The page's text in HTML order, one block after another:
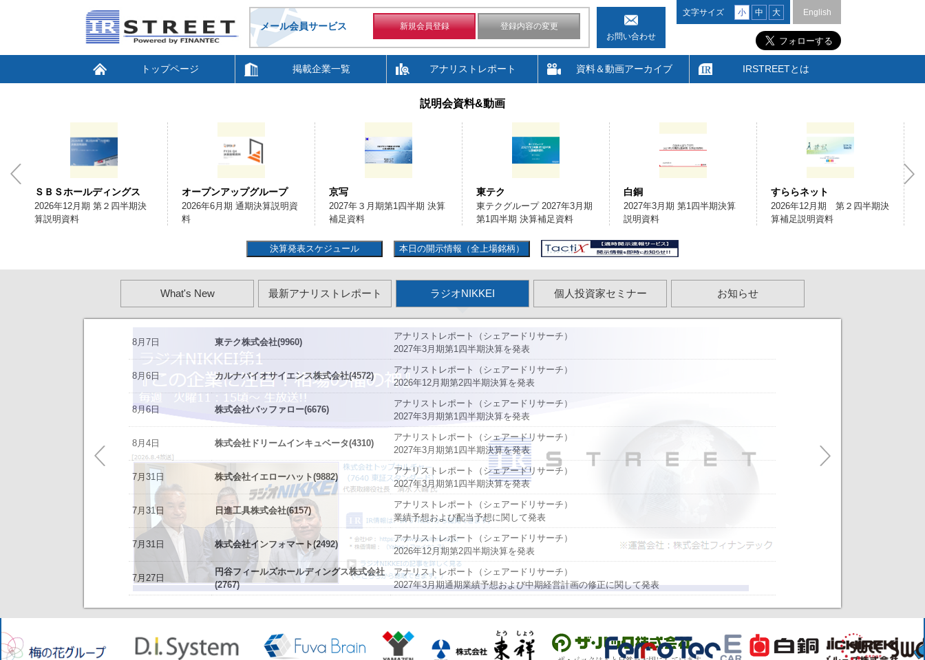
メール会員サービス 新規会員登録
登録内容の変更
お問い合わせ
文字サイズ 小 中 大 English
トップページ 掲載企業一覧 アナリストレポート 資料＆動画アーカイブ IRSTREETとは
説明会資料&動画
オープンアップグループ
2026年6月期 通期決算説明資
料
京写
2027年３月期第1四半期 決算
補足資料
東テク
東テクグループ 2027年3月期
第1四半期 決算補足資料
白銅
2027年3月期 第1四半期決算
説明資料
すららネット
2026年12月期 第２四半期決
算補足説明資料
リガク・ホールディングス
2026年12月期第2四半期決算
説明資料
決算発表スケジュール 本日の開示情報（全上場銘柄）
What's New 最新アナリストレポート ラジオNIKKEI 個人投資家セミナー お知らせ
2026/08/07 NEW
オープンアップグループ(2154)
2026年6月期 通期決算説明会 動画
リーダー電子(6867)
今すぐ登録
2027年３月期第１四半期 決算補足説明資料
東テク(9960)
今すぐ登録
アナリストレポート（シェアードリサーチ） ： 2027年3月期第1四半期決算を発表
ＳＢＳホールディングス(2384)
今すぐ登録
2026年12月期 第２四半期決算説明資料
レント(372A)
今すぐ登録
静銀リース株式会社との業務提携に関するお知らせ
「熊本中央センター」 新規開設のお知らせ
エプコ(2311)
自己株式の取得および自己株式立会外買付取引（ToSTNeT-３）による自己株式の買付けの決定に関するお知らせ
コーポレート・ガバナンスに関する報告書 2026/08/07
オープンアップグループ(2154)
今すぐ登録
2026年6月期 通期決算説明資料
8月7日 東テク株式会社(9960)
アナリストレポート（シェアードリサーチ）
2027年3月期第1四半期決算を発表
8月6日 カルナバイオサイエンス株式会社(4572)
アナリストレポート（シェアードリサーチ）
2026年12月期第2四半期決算を発表
8月6日 株式会社バッファロー(6676)
アナリストレポート（シェアードリサーチ）
2027年3月期第1四半期決算を発表
8月4日 株式会社ドリームインキュベータ(4310)
アナリストレポート（シェアードリサーチ）
2027年3月期第1四半期決算を発表
7月31日 株式会社イエローハット(9882)
アナリストレポート（シェアードリサーチ）
2027年3月期第1四半期決算を発表
7月31日 日進工具株式会社(6157)
アナリストレポート（シェアードリサーチ）
業績予想および配当予想に関して発表
7月31日 株式会社インフォマート(2492)
アナリストレポート（シェアードリサーチ）
2026年12月期第2四半期決算を発表
7月27日
円谷フィールズホールディングス株式会社
(2767)
アナリストレポート（シェアードリサーチ）
2027年3月期通期業績予想および中期経営計画の修正に関して発表
これまで開催した、個人投資家向けIRセミナーやオンラインIRセミナーの内容を動画にてご覧いただけます。
今後のスケジュールにつきましては、こちらよりご確認ください。
お知らせ
8/3 カバー(5253)の掲載を開始いたしました。 今すぐ登録
8/3日本テクノ・ラボ(3849)の掲載を開始いたしました。
ゴルフ・ドゥ(3032)の掲載を開始いたしました。
5/21 梅の花グループ(7604)の掲載を開始いたしました。 今すぐ登録
～ 戦略的グローバルＩＲのご案内 ～
【ニュースリリース】「WEB海外IRサービス」提供開始！ ～海外機関投資家とのWEBスモールミーティングをアレンジします！～
【ご提案書】戦略的グローバルＩＲのご提案
新規掲載企業